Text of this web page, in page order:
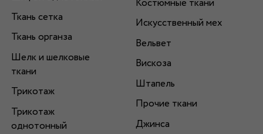
Ткань сетка
Ткань органза
Шелк и шелковые
ткани
Трикотаж
Трикотаж
однотонный
Костюмные ткани
Искусственный мех
Вельвет
Вискоза
Штапель
Прочие ткани
Джинса